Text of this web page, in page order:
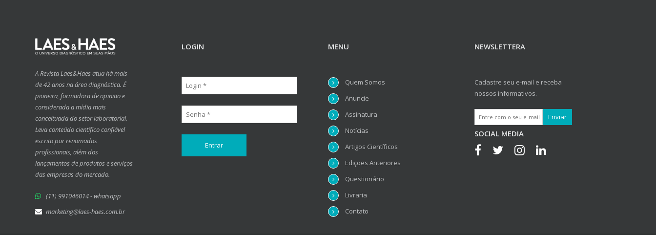
A Revista Laes&Haes atua há mais
de 42 anos na área diagnóstica. É
pioneira, formadora de opinião e
considerada a mídia mais
conceituada do setor laboratorial.
Leva conteúdo científico confiável
escrito por renomados
profissionais, além dos
lançamentos de produtos e serviços
das empresas do mercado.
(11) 991046014 - whatsapp
marketing@laes-haes.com.br
LOGIN MENU
Quem Somos
Anuncie
Assinatura
Notícias
Artigos Científicos
Edições Anteriores
Questionário
Livraria
Contato
NEWSLETTERA
Cadastre seu e-mail e receba
nossos informativos.
SOCIAL MEDIA